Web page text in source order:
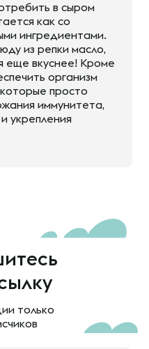
в сыром
как со
ингредиентами.
из репки масло,
еще вкуснее! Кроме
организм
просто
иммунитета,
укрепления
только